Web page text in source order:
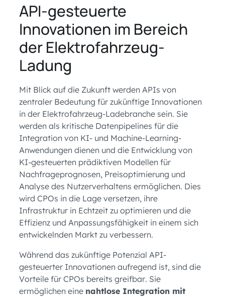
API-gesteuerte
Innovationen im Bereich
der Elektrofahrzeug-
Ladung
Mit Blick auf die Zukunft werden APIs von
zentraler Bedeutung für zukünftige Innovationen
in der Elektrofahrzeug-Ladebranche sein. Sie
werden als kritische Datenpipelines für die
Integration von KI- und Machine-Learning-
Anwendungen dienen und die Entwicklung von
KI-gesteuerten prädiktiven Modellen für
Nachfrageprognosen, Preisoptimierung und
Analyse des Nutzerverhaltens ermöglichen. Dies
wird CPOs in die Lage versetzen, ihre
Infrastruktur in Echtzeit zu optimieren und die
Effizienz und Anpassungsfähigkeit in einem sich
entwickelnden Markt zu verbessern.
Während das zukünftige Potenzial API-
gesteuerter Innovationen aufregend ist, sind die
Vorteile für CPOs bereits greifbar. Sie
ermöglichen eine nahtlose Integration mit